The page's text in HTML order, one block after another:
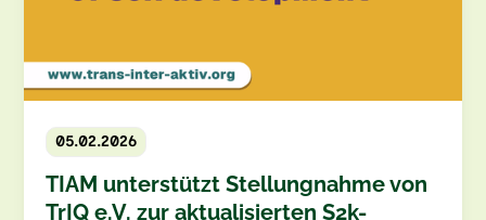
05.02.2026
TIAM unterstützt Stellungnahme von
TrIQ e.V. zur aktualisierten S2k-